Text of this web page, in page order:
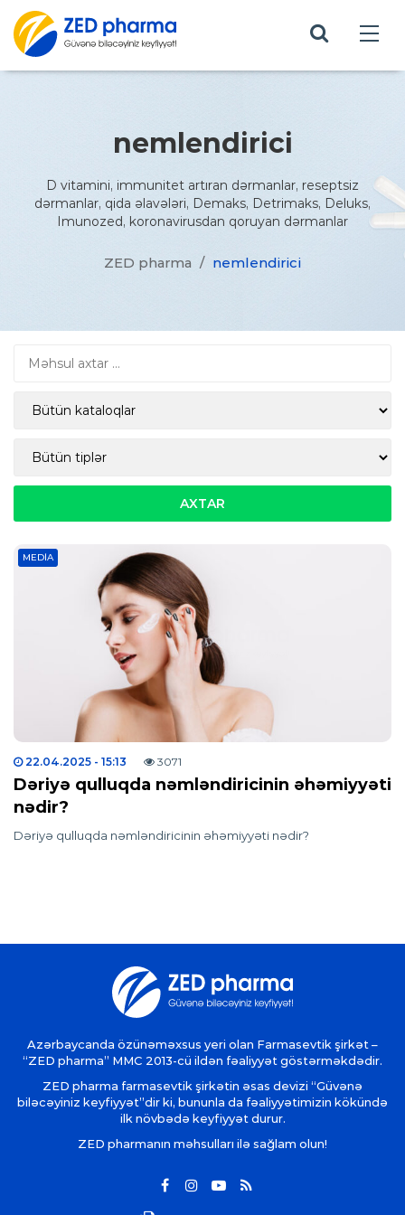
nemlendirici
D vitamini, immunitet artıran dərmanlar, reseptsiz
dərmanlar, qida əlavələri, Demaks, Detrimaks, Deluks,
Imunozed, koronavirusdan qoruyan dərmanlar
ZED pharma / nemlendirici
MEDIA
22.04.2025 - 15:13 3071
Dəriyə qulluqda nəmləndiricinin əhəmiyyəti
nədir?
Dəriyə qulluqda nəmləndiricinin əhəmiyyəti nədir?
Azərbaycanda özünəməxsus yeri olan Farmasevtik şirkət –
“ZED pharma” MMC 2013-cü ildən fəaliyyət göstərməkdədir.
ZED pharma farmasevtik şirkətin əsas devizi “Güvənə
biləcəyiniz keyfiyyət”dir ki, bununla da fəaliyyətimizin kökündə
ilk növbədə keyfiyyət durur.
ZED pharmanın məhsulları ilə sağlam olun!